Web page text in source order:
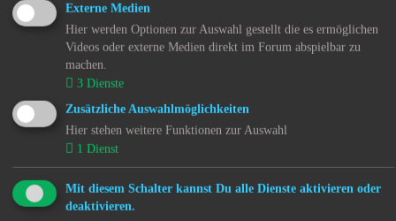
(ST)
↳ 6.1.15. Regionale Nachrichten - Schleswig-Holstein
(SH)
↳ 6.1.16. Regionale Nachrichten - Thüringen (TH)
↳ 6.1.17. Überregionale Nachrichten -
↳ 6.1.18. Nachrichten aus dem Ausland - Österreich
↳ 6.1.19. Nachrichten aus dem Ausland - Polen (PL)
↳ 6.1.20. Nachrichten aus dem Ausland - Schweiz
↳ 6.1.22. Nachrichten weltweit
↳ 6.4. RSS Feeds
Externe Medien
Hier werden Optionen zur Auswahl gestellt die es ermöglichen
Videos oder externe Medien direkt im Forum abspielbar zu
machen.
3 Dienste
Zusätzliche Auswahlmöglichkeiten
Hier stehen weitere Funktionen zur Auswahl
1 Dienst
Mit diesem Schalter kannst Du alle Dienste aktivieren oder
deaktivieren.